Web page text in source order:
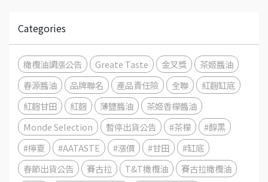
Categories
橄欖油調漲公告 Greate Taste 金叉獎
茶姬醬油
春源醬油
品牌聯名 產品責任險 全聯
紅麴缸底
紅麴甘田
紅麴 薄鹽醬油
茶姬香檬醬油
Monde Selection
暫停出貨公告 #茶檬
#醇黑
#檸夏
#AATASTE #漲價 #甘田
#缸底
春節出貨公告
賽古拉 T&T橄欖油
賽古拉橄欖油